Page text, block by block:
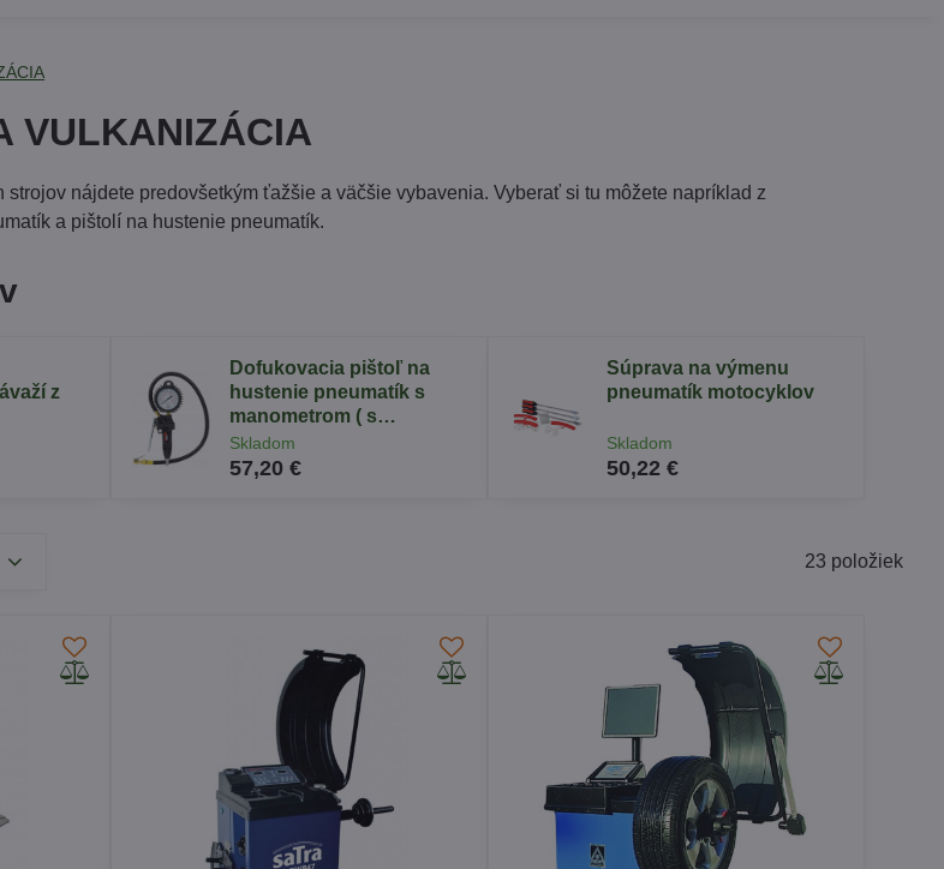
VULKANIZÁCIA
nájdete predovšetkým ťažšie a väčšie vybavenia. Vyberať si tu môžete napríklad z
a pištolí na hustenie pneumatík.
z
Dofukovacia pištoľ na
hustenie pneumatík s
manometrom ( s
glycerínom)
Skladom
57,20 €
Súprava na výmenu
pneumatík motocyklov
Skladom
50,22 €
23 položiek